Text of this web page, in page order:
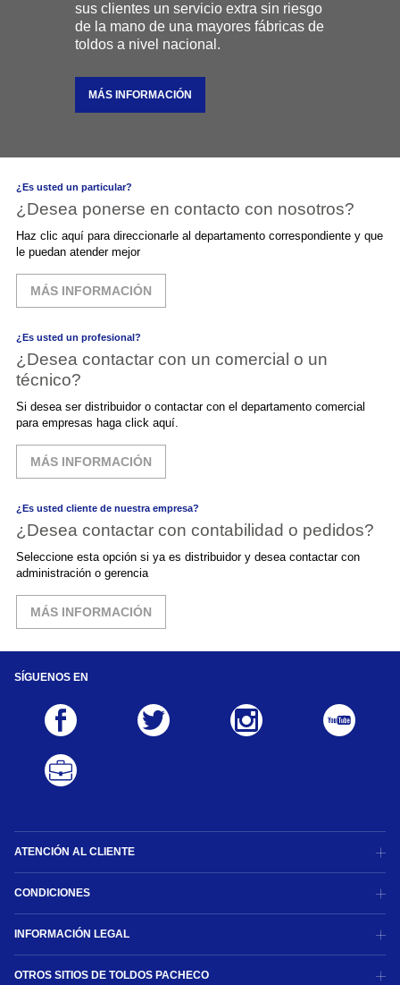
sus clientes un servicio extra sin riesgo
de la mano de una mayores fábricas de
toldos a nivel nacional.
MÁS INFORMACIÓN
¿Es usted un particular?
¿Desea ponerse en contacto con nosotros?
Haz clic aquí para direccionarle al departamento correspondiente y que
le puedan atender mejor
MÁS INFORMACIÓN
¿Es usted un profesional?
¿Desea contactar con un comercial o un
técnico?
Si desea ser distribuidor o contactar con el departamento comercial
para empresas haga click aquí.
MÁS INFORMACIÓN
¿Es usted cliente de nuestra empresa?
¿Desea contactar con contabilidad o pedidos?
Seleccione esta opción si ya es distribuidor y desea contactar con
administración o gerencia
MÁS INFORMACIÓN
SÍGUENOS EN
ATENCIÓN AL CLIENTE
CONDICIONES
INFORMACIÓN LEGAL
OTROS SITIOS DE TOLDOS PACHECO